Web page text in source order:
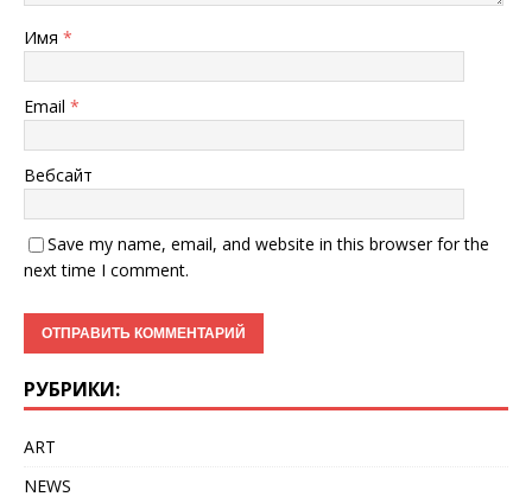
Имя *
Email *
Вебсайт
Save my name, email, and website in this browser for the
next time I comment.
РУБРИКИ:
ART
NEWS